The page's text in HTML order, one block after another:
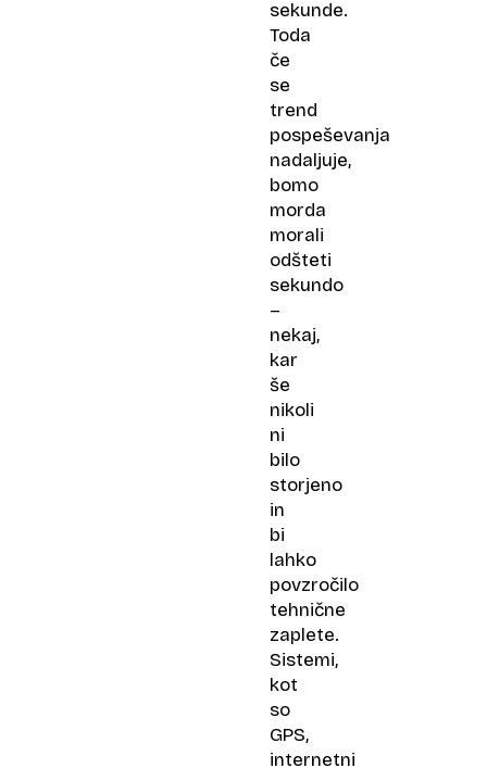
sekunde.
Toda
če
se
trend
pospeševanja
nadaljuje,
bomo
morda
morali
odšteti
sekundo
–
nekaj,
kar
še
nikoli
ni
bilo
storjeno
in
bi
lahko
povzročilo
tehnične
zaplete.
Sistemi,
kot
so
GPS,
internetni